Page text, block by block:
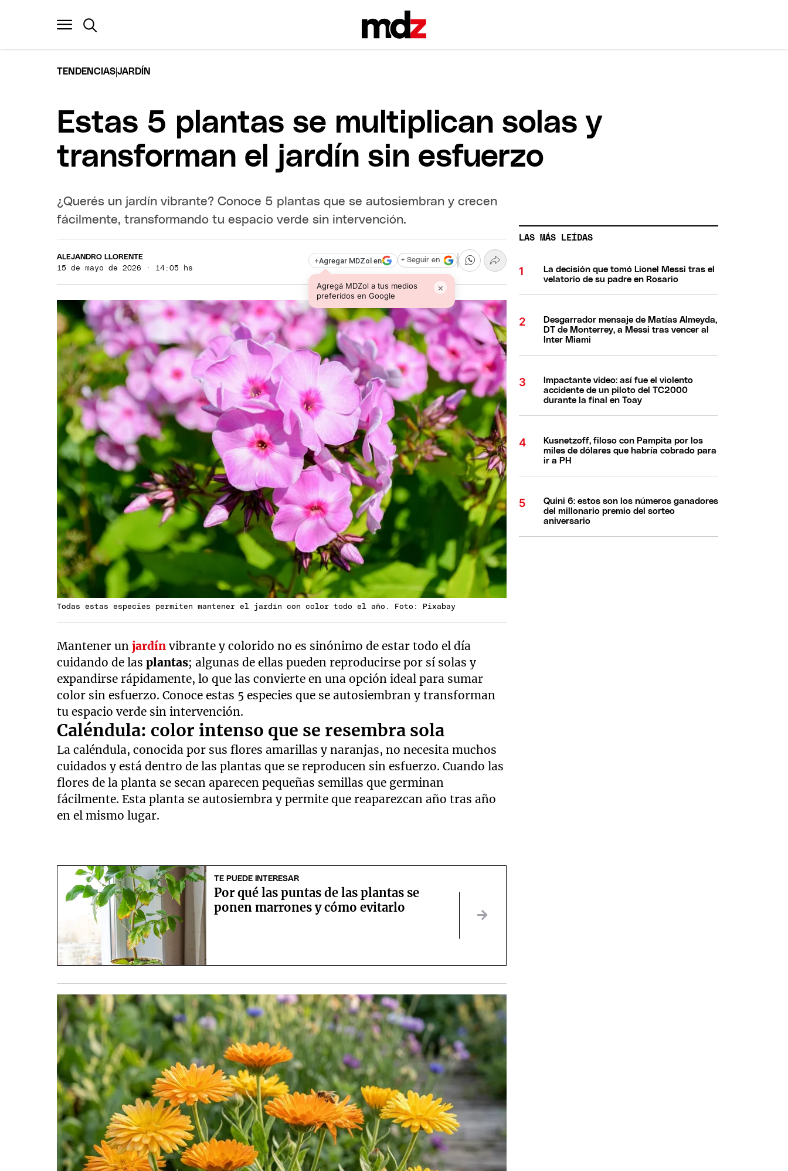
TENDENCIAS|JARDÍN
Estas 5 plantas se multiplican solas y
transforman el jardín sin esfuerzo
¿Querés un jardín vibrante? Conoce 5 plantas que se autosiembran y crecen
fácilmente, transformando tu espacio verde sin intervención.
ALEJANDRO LLORENTE
15 de mayo de 2026 · 14:05 hs
+Agregar MDZol en
Agregá MDZol a tus medios
preferidos en Google
×
+ Seguir en
Todas estas especies permiten mantener el jardín con color todo el año. Foto: Pixabay
Mantener unjardínvibrante y colorido no es sinónimo de estar todo el día
cuidando de lasplantas; algunas de ellas pueden reproducirse por sí solas y
expandirse rápidamente, lo que las convierte en una opción ideal para sumar
color sin esfuerzo. Conoce estas 5 especies que se autosiembran y transforman
tu espacio verde sin intervención.
Caléndula: color intenso que se resembra sola
La caléndula, conocida por sus flores amarillas y naranjas, no necesita muchos
cuidados y está dentro de las plantas que se reproducen sin esfuerzo. Cuando las
flores de la planta se secan aparecen pequeñas semillas que germinan
fácilmente. Esta planta se autosiembra y permite que reaparezcan año tras año
en el mismo lugar.
TE PUEDE INTERESAR
Por qué las puntas de las plantas se
ponen marrones y cómo evitarlo
LAS MÁS LEÍDAS
La decisión que tomó Lionel Messi tras el
velatorio de su padre en Rosario
Desgarrador mensaje de Matías Almeyda,
DT de Monterrey, a Messi tras vencer al
Inter Miami
Impactante video: así fue el violento
accidente de un piloto del TC2000
durante la final en Toay
Kusnetzoff, filoso con Pampita por los
miles de dólares que habría cobrado para
ir a PH
Quini 6: estos son los números ganadores
del millonario premio del sorteo
aniversario